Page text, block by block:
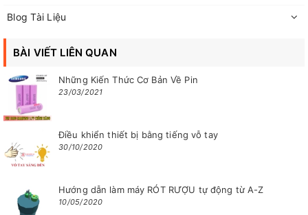
Blog Tài Liệu
BÀI VIẾT LIÊN QUAN
Những Kiến Thức Cơ Bản Về Pin
23/03/2021
Điều khiển thiết bị bằng tiếng vỗ tay
30/10/2020
Hướng dẫn làm máy RÓT RƯỢU tự động từ A-Z
10/05/2020